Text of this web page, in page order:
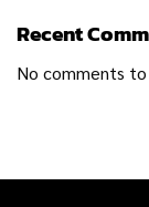
Recent
No comments to